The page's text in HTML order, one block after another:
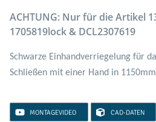
ACHTUNG: Nur für die Artikel
1705819lock & DCL2307619
Schwarze Einhandverriegelung für
Schließen mit einer Hand in
MONTAGEVIDEO CAD-DATEN